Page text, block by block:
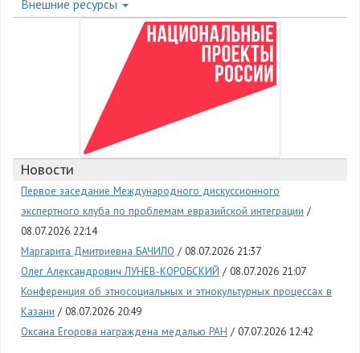
Внешние ресурсы
Новости
Первое заседание Международного дискуссионного
экспертного клуба по проблемам евразийской интеграции
08.07.2026 22:14
Маргарита Дмитриевна БАЧИЛО
08.07.2026 21:37
Олег Александрович ЛУНЕВ-КОРОБСКИЙ
08.07.2026 21:07
Конференция об этносоциальных и этнокультурных процессах в
Казани
08.07.2026 20:49
Оксана Егорова награждена медалью РАН
07.07.2026 12:42